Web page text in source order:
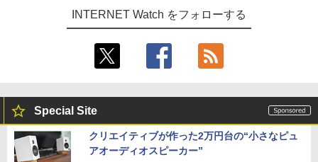
INTERNET Watch をフォローする
Special Site
クリエイティブが作った2万円台の“小さなピュ
アオーディオスピーカー”